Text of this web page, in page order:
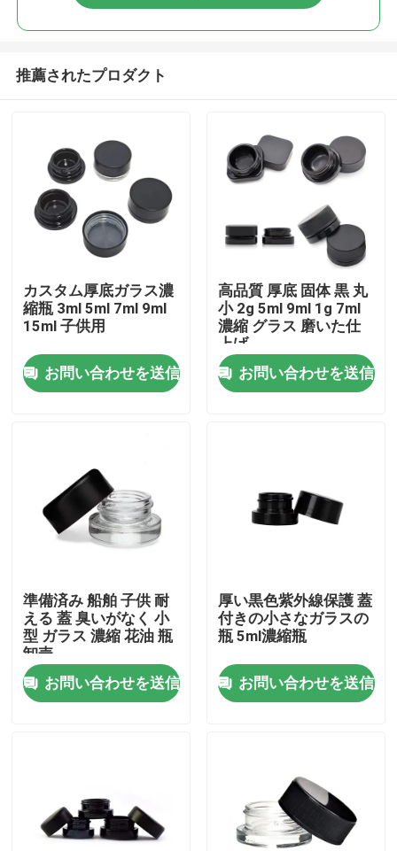
家
プロダクト
私達について
品質管理
私達に連絡しなさい
ガラス濃縮物の瓶
推薦されたプロダクト
カスタム厚底ガラス濃
縮瓶 3ml 5ml 7ml 9ml
15ml 子供用
お問い合わせを送信
高品質 厚底 固体 黒 丸
小 2g 5ml 9ml 1g 7ml
濃縮 グラス 磨いた仕
上げ
お問い合わせを送信
準備済み 船舶 子供 耐
える 蓋 臭いがなく 小
型 ガラス 濃縮 花油 瓶
卸売
お問い合わせを送信
厚い黒色紫外線保護 蓋
付きの小さなガラスの
瓶 5ml濃縮瓶
お問い合わせを送信